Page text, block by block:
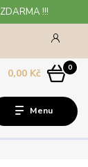
!!!
Menu
0
0,00 Kč